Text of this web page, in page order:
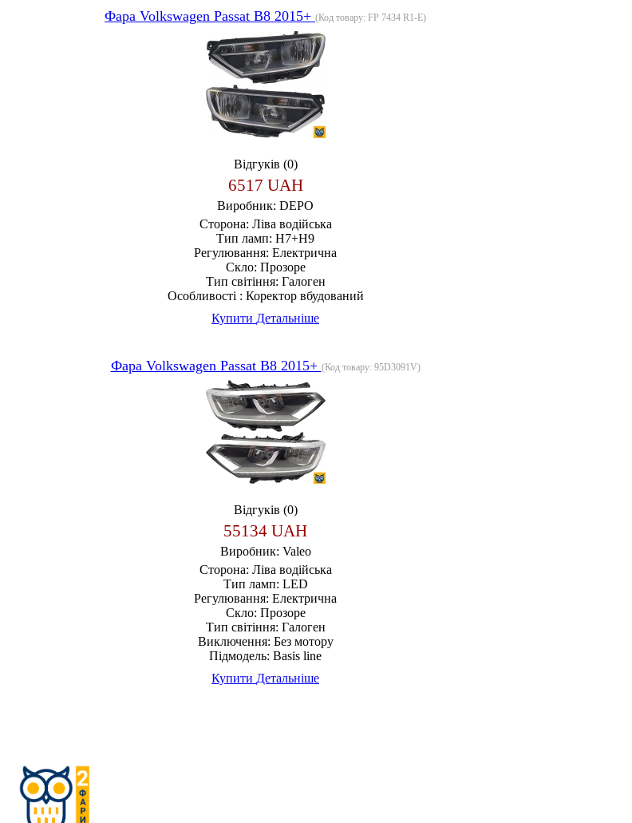
Фара Volkswagen Passat B8 2015+ (Код товару: FP 7434 R1-E)
Відгуків (0)
6517 UAH
Виробник: DEPO
Сторона: Ліва водійська
Тип ламп: H7+H9
Регулювання: Електрична
Скло: Прозоре
Тип світіння: Галоген
Особливості : Коректор вбудований
Купити Детальніше
Фара Volkswagen Passat B8 2015+ (Код товару: 95D3091V)
Відгуків (0)
55134 UAH
Виробник: Valeo
Сторона: Ліва водійська
Тип ламп: LED
Регулювання: Електрична
Скло: Прозоре
Тип світіння: Галоген
Виключення: Без мотору
Підмодель: Basis line
Купити Детальніше